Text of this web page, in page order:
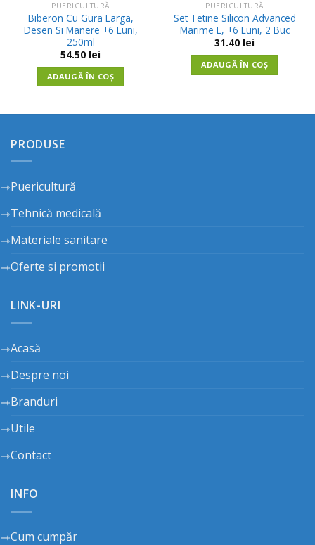
PUERICULTURĂ
Biberon Cu Gura Larga,
Desen Si Manere +6 Luni,
250ml
54.50 lei
ADAUGĂ ÎN COȘ
PUERICULTURĂ
Set Tetine Silicon Advanced
Marime L, +6 Luni, 2 Buc
31.40 lei
ADAUGĂ ÎN COȘ
PRODUSE
Puericultură
Tehnică medicală
Materiale sanitare
Oferte si promotii
LINK-URI
Acasă
Despre noi
Branduri
Utile
Contact
INFO
Cum cumpăr